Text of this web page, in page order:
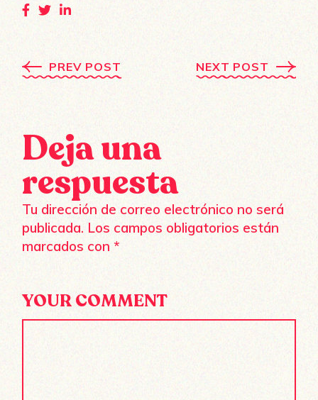
PREV POST NEXT POST
Deja una
respuesta
Tu dirección de correo electrónico no será
publicada. Los campos obligatorios están
marcados con *
YOUR COMMENT